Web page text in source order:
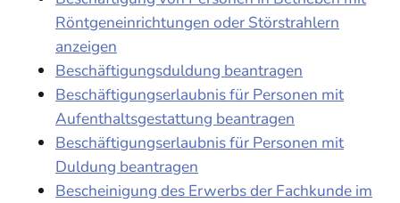
Röntgeneinrichtungen oder Störstrahlern
anzeigen
Beschäftigungsduldung beantragen
Beschäftigungserlaubnis für Personen mit
Aufenthaltsgestattung beantragen
Beschäftigungserlaubnis für Personen mit
Duldung beantragen
Bescheinigung des Erwerbs der Fachkunde im